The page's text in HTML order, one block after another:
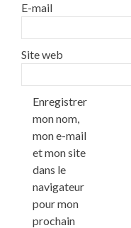
E-mail
Site web
Enregistrer
mon nom,
mon e-mail
et mon site
dans le
navigateur
pour mon
prochain